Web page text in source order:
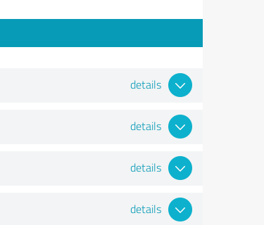
details
details
details
details